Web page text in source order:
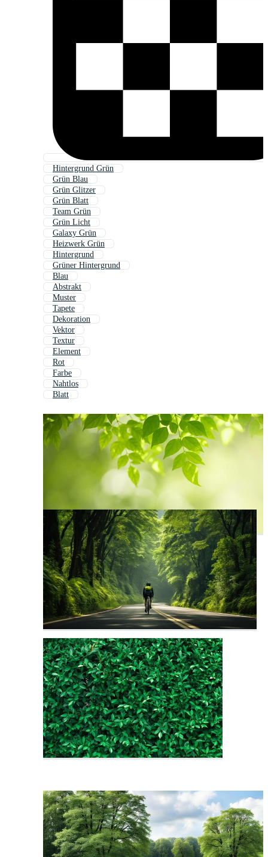
Hintergrund Grün
Grün Blau
Grün Glitzer
Grün Blatt
Team Grün
Grün Licht
Galaxy Grün
Heizwerk Grün
Hintergrund
Grüner Hintergrund
Blau
Abstrakt
Muster
Tapete
Dekoration
Vektor
Textur
Element
Rot
Farbe
Nahtlos
Blatt